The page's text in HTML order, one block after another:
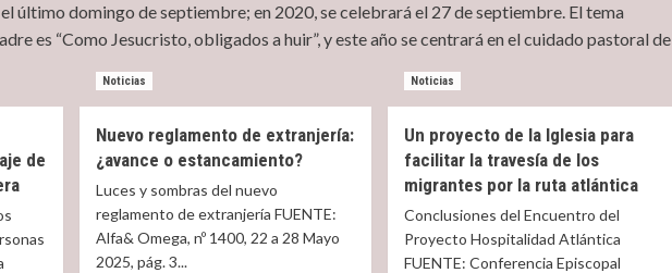
último domingo de septiembre; en 2020, se celebrará el 27 de septiembre. El tema
es “Como Jesucristo, obligados a huir”, y este año se centrará en el cuidado pastoral de
de
Noticias
Nuevo reglamento de extranjería:
¿avance o estancamiento?
Luces y sombras del nuevo
reglamento de extranjería FUENTE:
Alfa& Omega, nº 1400, 22 a 28 Mayo
2025, pág. 3...
Noticias
Un proyecto de la Iglesia para
facilitar la travesía de los
migrantes por la ruta atlántica
Conclusiones del Encuentro del
Proyecto Hospitalidad Atlántica
FUENTE: Conferencia Episcopal
Miscelánea